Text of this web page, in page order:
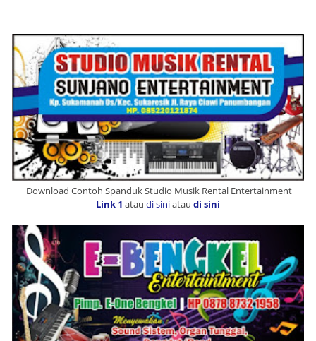
Download Contoh Spanduk Studio Musik Rental Entertainment
Link 1 atau di siniatau di sini